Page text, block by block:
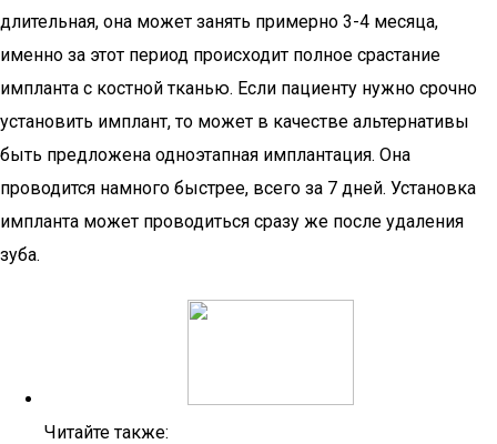
длительная, она может занять примерно 3-4 месяца,
именно за этот период происходит полное срастание
импланта с костной тканью. Если пациенту нужно срочно
установить имплант, то может в качестве альтернативы
быть предложена одноэтапная имплантация. Она
проводится намного быстрее, всего за 7 дней. Установка
импланта может проводиться сразу же после удаления
зуба.
Читайте также: